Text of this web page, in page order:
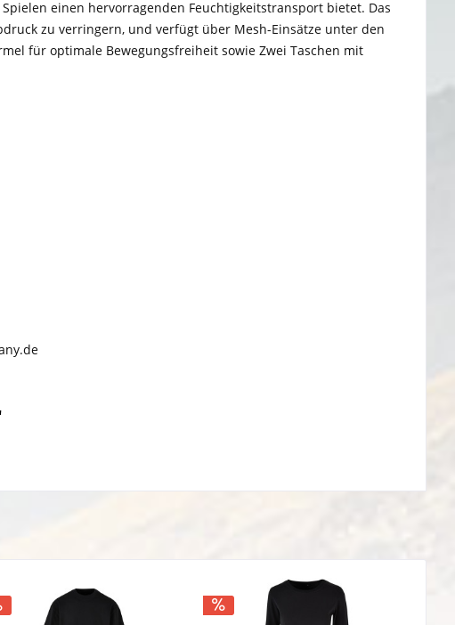
einen hervorragenden Feuchtigkeitstransport bietet. Das
zu verringern, und verfügt über Mesh-Einsätze unter den
für optimale Bewegungsfreiheit sowie Zwei Taschen mit